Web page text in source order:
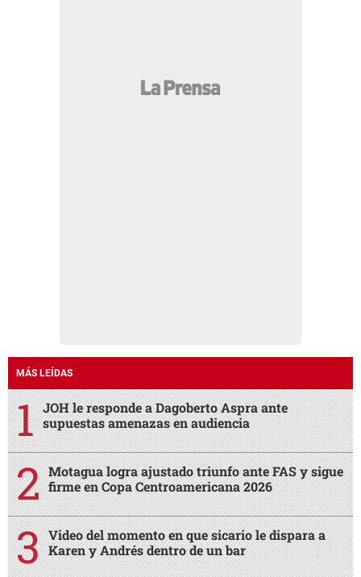
MÁS LEÍDAS
JOH le responde a Dagoberto Aspra ante
supuestas amenazas en audiencia
Motagua logra ajustado triunfo ante FAS y sigue
firme en Copa Centroamericana 2026
Video del momento en que sicario le dispara a
Karen y Andrés dentro de un bar